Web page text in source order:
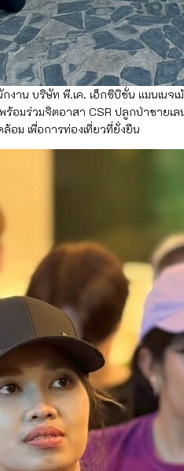
ริษัท พี.เค. เอ็กซิบิชั่น แมนเนจเม้
ร้อมร่วมจิตอาสา CSR ปลูกป่าชาย
อม เพื่อการท่องเที่ยวที่ยั่งยืน